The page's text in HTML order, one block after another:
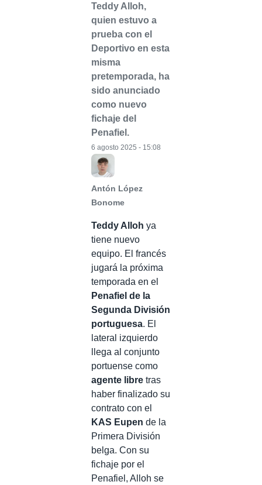
Teddy Alloh,
quien estuvo a
prueba con el
Deportivo en esta
misma
pretemporada, ha
sido anunciado
como nuevo
fichaje del
Penafiel.
Antón López
Bonome
6 agosto 2025 - 15:08
Teddy Alloh ya
tiene nuevo
equipo. El francés
jugará la próxima
temporada en el
Penafiel de la
Segunda División
portuguesa. El
lateral izquierdo
llega al conjunto
portuense como
agente libre tras
haber finalizado su
contrato con el
KAS Eupen de la
Primera División
belga. Con su
fichaje por el
Penafiel, Alloh se